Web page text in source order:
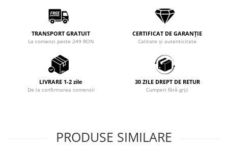
TRANSPORT GRATUIT
La comenzi peste 249 RON
CERTIFICAT DE GARANȚIE
Calitate și autenticitate
LIVRARE 1-2 zile
De la confirmarea comenzii
30 ZILE DREPT DE RETUR
Cumperi fără griji
PRODUSE SIMILARE